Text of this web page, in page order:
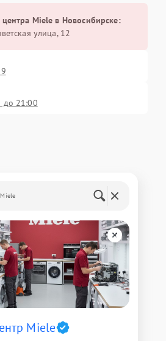
центра Miele в Новосибирске:
улица, 12
до 21:00
Miele